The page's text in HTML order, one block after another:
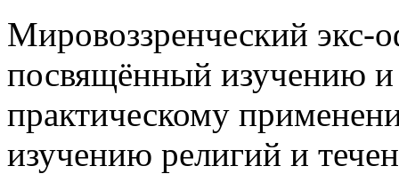
Мировоззренческий
посвящённый изучению
практическому
изучению религий и